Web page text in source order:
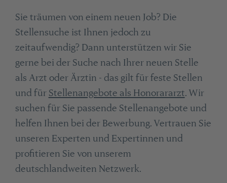
Sie träumen von einem neuen Job? Die
Stellensuche ist Ihnen jedoch zu
zeitaufwendig? Dann unterstützen wir Sie
gerne bei der Suche nach Ihrer neuen Stelle
als Arzt oder Ärztin - das gilt für feste Stellen
und für Stellenangebote als Honorararzt. Wir
suchen für Sie passende Stellenangebote und
helfen Ihnen bei der Bewerbung. Vertrauen Sie
unseren Experten und Expertinnen und
profitieren Sie von unserem
deutschlandweiten Netzwerk.